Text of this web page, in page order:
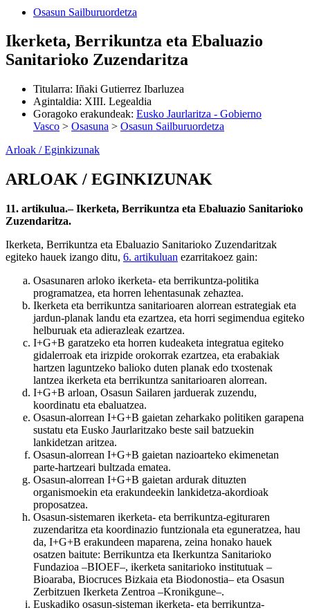
Osasun Sailburuordetza
Ikerketa, Berrikuntza eta Ebaluazio
Sanitarioko Zuzendaritza
Titularra: Iñaki Gutierrez Ibarluzea
Agintaldia: XIII. Legealdia
Goragoko erakundeak: Eusko Jaurlaritza - Gobierno
Vasco > Osasuna > Osasun Sailburuordetza
Arloak / Eginkizunak
ARLOAK / EGINKIZUNAK
11. artikulua.– Ikerketa, Berrikuntza eta Ebaluazio Sanitarioko
Zuzendaritza.
Ikerketa, Berrikuntza eta Ebaluazio Sanitarioko Zuzendaritzak
egiteko hauek izango ditu, 6. artikuluan ezarritakoez gain:
Osasunaren arloko ikerketa- eta berrikuntza-politika
programatzea, eta horren lehentasunak zehaztea.
Ikerketa eta berrikuntza sanitarioaren alorrean estrategiak eta
jardun-planak landu eta ezartzea, eta horri segimendua egiteko
helburuak eta adierazleak ezartzea.
I+G+B garatzeko eta horren kudeaketa integratua egiteko
gidalerroak eta irizpide orokorrak ezartzea, eta erabakiak
hartzen laguntzeko balioko duten planak edo txostenak
lantzea ikerketa eta berrikuntza sanitarioaren alorrean.
I+G+B arloan, Osasun Sailaren jarduerak zuzendu,
koordinatu eta ebaluatzea.
Osasun-alorrean I+G+B gaietan zeharkako politiken garapena
sustatu eta Eusko Jaurlaritzako beste sail batzuekin
lankidetzan aritzea.
Osasun-alorrean I+G+B gaietan nazioarteko ekimenetan
parte-hartzeari bultzada ematea.
Osasun-alorrean I+G+B gaietan ardurak dituzten
organismoekin eta erakundeekin lankidetza-akordioak
proposatzea.
Osasun-sistemaren ikerketa- eta berrikuntza-egituraren
zuzendaritza eta koordinazio funtzionala eta eguneratzea, hau
da, I+G+B erakundeen maparena, zeina honako hauek
osatzen baitute: Berrikuntza eta Ikerkuntza Sanitarioko
Fundazioa –BIOEF–, ikerketa sanitarioko institutuak –
Bioaraba, Biocruces Bizkaia eta Biodonostia– eta Osasun
Zerbitzuen Ikerketa Zentroa –Kronikgune–.
Euskadiko osasun-sisteman ikerketa- eta berrikuntza-